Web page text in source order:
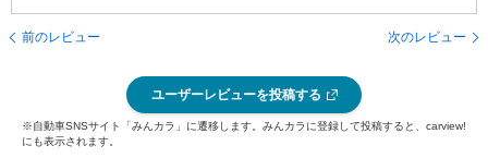
前のレビュー 次のレビュー
ユーザーレビューを投稿する
※自動車SNSサイト「みんカラ」に遷移します。みんカラに登録して投稿すると、carview!
にも表示されます。